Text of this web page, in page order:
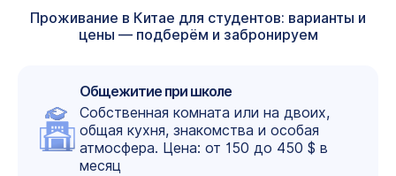
Проживание в Китае для студентов: варианты и
цены — подберём и забронируем
Общежитие при школе
Собственная комната или на двоих,
общая кухня, знакомства и особая
атмосфера. Цена: от 150 до 450 $ в
месяц